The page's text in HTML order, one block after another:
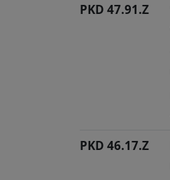
PKD 47.91.Z
PKD 46.17.Z